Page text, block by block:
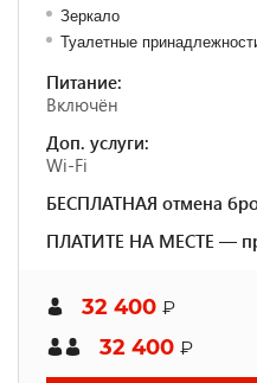
Зеркало
Туалетные
Питание:
Включён
Доп. услуги:
Wi-Fi
БЕСПЛАТНАЯ отмена
ПЛАТИТЕ НА МЕСТЕ —
32 400 ₽
32 400 ₽